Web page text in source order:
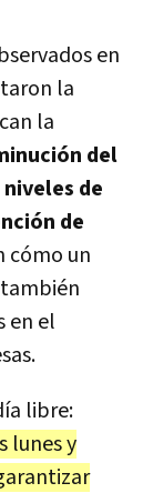
en
la
la
del
de
de
cómo un
en el
libre:
lunes y